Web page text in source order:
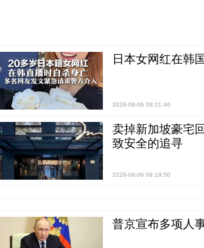
日本女网红在韩
2026-08-06 09:21:46
卖掉新加坡豪宅
致安全的追寻
2026-08-06 09:19:50
普京宣布多项人